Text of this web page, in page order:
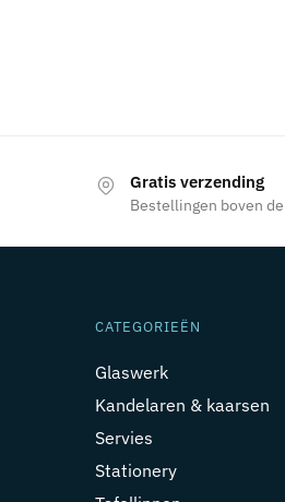
Gratis verzending
Bestellingen boven
CATEGORIEËN
Glaswerk
Kandelaren & kaarsen
Servies
Stationery